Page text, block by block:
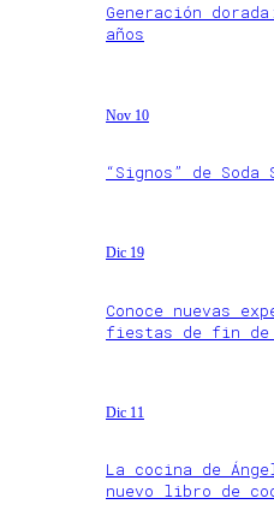
Generación
años
Nov 10
“Signos” de
Dic 19
Conoce nuevas
fiestas de fin de
Dic 11
La cocina de
nuevo libro de